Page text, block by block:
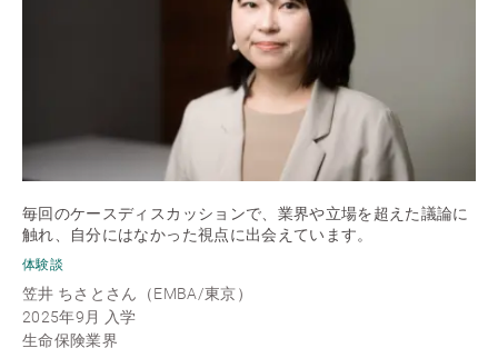
毎回のケースディスカッションで、業界や立場を超えた議論に
触れ、自分にはなかった視点に出会えています。
体験談
笠井 ちさとさん（EMBA/東京）
2025年9月 入学
生命保険業界